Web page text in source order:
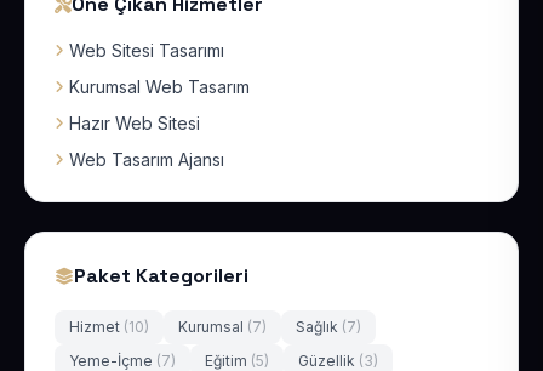
Web Sitesi Tasarımı
Kurumsal Web Tasarım
Hazır Web Sitesi
Web Tasarım Ajansı
Paket Kategorileri
Hizmet (10) Kurumsal (7) Sağlık (7)
Yeme-İçme (7) Eğitim (5) Güzellik (3)